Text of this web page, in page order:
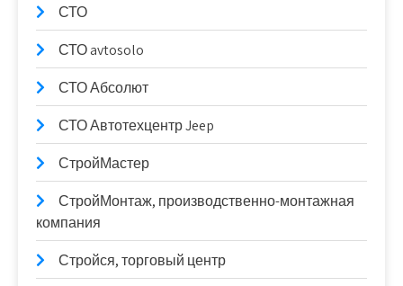
СТО
СТО avtosolo
СТО Абсолют
СТО Автотехцентр Jeep
СтройМастер
СтройМонтаж, производственно-монтажная
компания
Стройся, торговый центр